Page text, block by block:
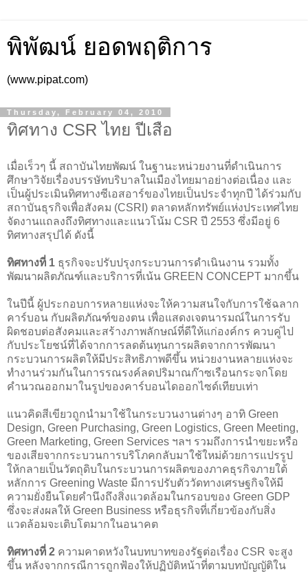
พิพัฒน์ ยอดพฤติการ
(www.pipat.com)
Thursday, February 04, 2010
ทิศทาง CSR ไทย ปีเสือ
เมื่อเร็วๆ นี้ สถาบันไทยพัฒน์ ในฐานะหน่วยงานที่ดำเนินการ
ศึกษาวิจัยเรื่องบรรษัทบริบาลในเมืองไทยมาอย่างต่อเนื่อง และ
เป็นผู้ประเมินทิศทางซีเอสอาร์ของไทยเป็นประจำทุกปี ได้ร่วมกับ
สถาบันธุรกิจเพื่อสังคม (CSRI) ตลาดหลักทรัพย์แห่งประเทศไทย
จัดงานแถลงถึงทิศทางและแนวโน้ม CSR ปี 2553 ซึ่งมีอยู่ 6
ทิศทางสรุปได้ ดังนี้
ทิศทางที่ 1 ธุรกิจจะปรับปรุงกระบวนการดำเนินงาน รวมทั้ง
พัฒนาผลิตภัณฑ์และบริการที่เน้น GREEN CONCEPT มากขึ้น
ในปีนี้ ผู้ประกอบการหลายแห่งจะให้ความสนใจกับการใช้ฉลาก
คาร์บอน กับผลิตภัณฑ์ของตน เพื่อแสดงเจตนารมณ์ในการรับ
ผิดชอบต่อสังคมและสร้างภาพลักษณ์ที่ดีให้แก่องค์กร ควบคู่ไป
กับประโยชน์ที่ได้จากการลดต้นทุนการผลิตจากการพัฒนา
กระบวนการผลิตให้มีประสิทธิภาพดีขึ้น หน่วยงานหลายแห่งจะ
ทำงานร่วมกันในการรณรงค์ลดปริมาณก๊าซเรือนกระจกโดย
คำนวณออกมาในรูปของคาร์บอนไดออกไซด์เทียบเท่า
แนวคิดสีเขียวถูกนำมาใช้ในกระบวนงานต่างๆ อาทิ Green
Design, Green Purchasing, Green Logistics, Green Meeting,
Green Marketing, Green Services ฯลฯ รวมถึงการนำขยะหรือ
ของเสียจากกระบวนการบริโภคกลับมาใช้ใหม่ด้วยการแปรรูป
ให้กลายเป็นวัตถุดิบในกระบวนการผลิตของภาคธุรกิจภายใต้
หลักการ Greening Waste มีการปรับตัววัดทางเศรษฐกิจให้มี
ความยั่งยืนโดยคำนึงถึงสิ่งแวดล้อมในกรอบของ Green GDP
ซึ่งจะส่งผลให้ Green Business หรือธุรกิจที่เกี่ยวข้องกับสิ่ง
แวดล้อมจะเติบโตมากในอนาคต
ทิศทางที่ 2 ความคาดหวังในบทบาทของรัฐต่อเรื่อง CSR จะสูง
ขึ้น หลังจากกรณีการถูกฟ้องให้ปฏิบัติหน้าที่ตามบทบัญญัติใน